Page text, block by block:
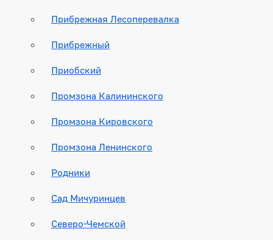
Прибрежная Лесоперевалка
Прибрежный
Приобский
Промзона Калининского
Промзона Кировского
Промзона Ленинского
Родники
Сад Мичуринцев
Северо-Чемской